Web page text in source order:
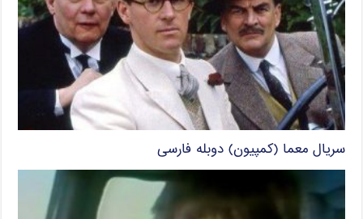
سریال معما (کمپیون) دوبله فارسی